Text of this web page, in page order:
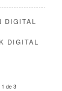
DIGITAL
DIGITAL
1 de 3